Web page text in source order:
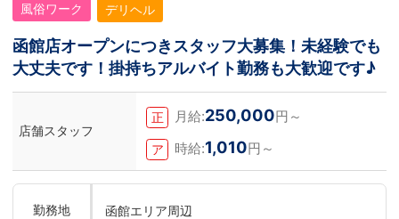
風俗ワーク デリヘル
函館店オープンにつきスタッフ大募集！未経験でも
大丈夫です！掛持ちアルバイト勤務も大歓迎です♪
店舗スタッフ
正 月給:250,000円～
ア 時給:1,010円～
勤務地 函館エリア周辺